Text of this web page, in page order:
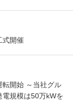
式開催
転開始 ～当社グル
規模は50万kWを